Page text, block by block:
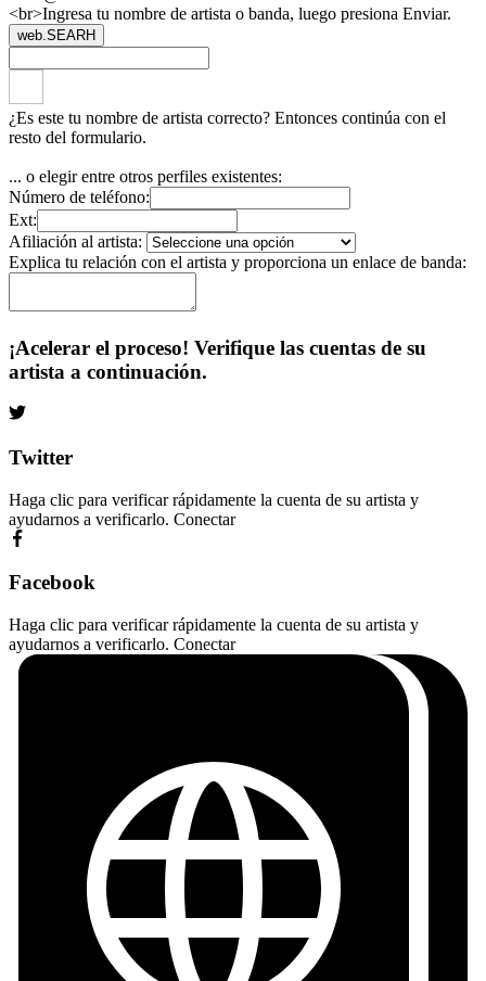
<br>Ingresa tu nombre de artista o banda, luego presiona Enviar.
web.SEARH
¿Es este tu nombre de artista correcto? Entonces continúa con el
resto del formulario.
... o elegir entre otros perfiles existentes:
Número de teléfono:
Ext:
Afiliación al artista:
Explica tu relación con el artista y proporciona un enlace de banda:
¡Acelerar el proceso! Verifique las cuentas de su
artista a continuación.
Twitter
Haga clic para verificar rápidamente la cuenta de su artista y
ayudarnos a verificarlo. Conectar
Facebook
Haga clic para verificar rápidamente la cuenta de su artista y
ayudarnos a verificarlo. Conectar